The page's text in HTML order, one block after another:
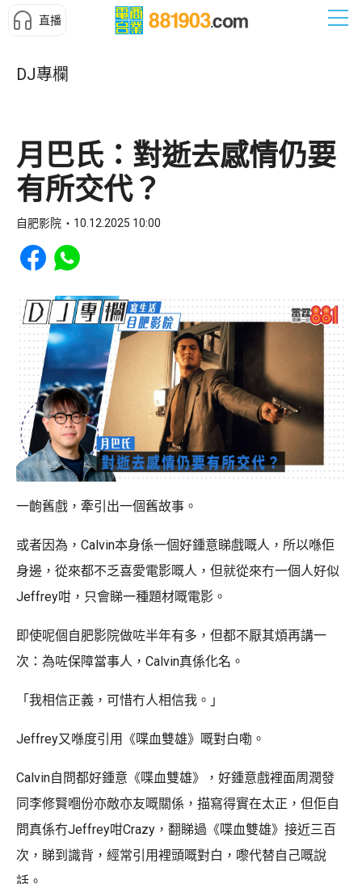
直播
DJ專欄
月巴氏：對逝去感情仍要
有所交代？
自肥影院 10.12.2025 10:00
Share to Facebook
Share to WhatsApp
一齣舊戲，牽引出一個舊故事。
或者因為，Calvin本身係一個好鍾意睇戲嘅人，所以喺佢
身邊，從來都不乏喜愛電影嘅人，但就從來冇一個人好似
Jeffrey咁，只會睇一種題材嘅電影。
即使呢個自肥影院做咗半年有多，但都不厭其煩再講一
次：為咗保障當事人，Calvin真係化名。
「我相信正義，可惜冇人相信我。」
Jeffrey又喺度引用《喋血雙雄》嘅對白嘞。
Calvin自問都好鍾意《喋血雙雄》，好鍾意戲裡面周潤發
同李修賢嗰份亦敵亦友嘅關係，描寫得實在太正，但佢自
問真係冇Jeffrey咁Crazy，翻睇過《喋血雙雄》接近三百
次，睇到識背，經常引用裡頭嘅對白，嚟代替自己嘅說
話。